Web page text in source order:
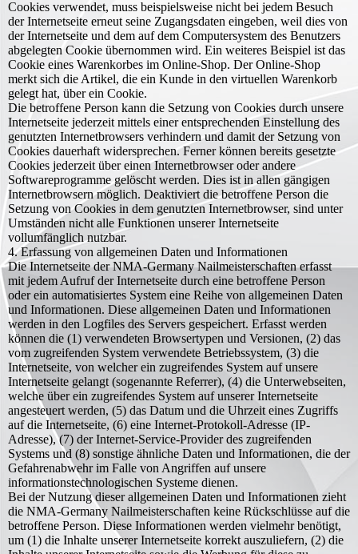
Cookies verwendet, muss beispielsweise nicht bei jedem Besuch
der Internetseite erneut seine Zugangsdaten eingeben, weil dies von
der Internetseite und dem auf dem Computersystem des Benutzers
abgelegten Cookie übernommen wird. Ein weiteres Beispiel ist das
Cookie eines Warenkorbes im Online-Shop. Der Online-Shop
merkt sich die Artikel, die ein Kunde in den virtuellen Warenkorb
gelegt hat, über ein Cookie.
Die betroffene Person kann die Setzung von Cookies durch unsere
Internetseite jederzeit mittels einer entsprechenden Einstellung des
genutzten Internetbrowsers verhindern und damit der Setzung von
Cookies dauerhaft widersprechen. Ferner können bereits gesetzte
Cookies jederzeit über einen Internetbrowser oder andere
Softwareprogramme gelöscht werden. Dies ist in allen gängigen
Internetbrowsern möglich. Deaktiviert die betroffene Person die
Setzung von Cookies in dem genutzten Internetbrowser, sind unter
Umständen nicht alle Funktionen unserer Internetseite
vollumfänglich nutzbar.
4. Erfassung von allgemeinen Daten und Informationen
Die Internetseite der NMA-Germany Nailmeisterschaften erfasst
mit jedem Aufruf der Internetseite durch eine betroffene Person
oder ein automatisiertes System eine Reihe von allgemeinen Daten
und Informationen. Diese allgemeinen Daten und Informationen
werden in den Logfiles des Servers gespeichert. Erfasst werden
können die (1) verwendeten Browsertypen und Versionen, (2) das
vom zugreifenden System verwendete Betriebssystem, (3) die
Internetseite, von welcher ein zugreifendes System auf unsere
Internetseite gelangt (sogenannte Referrer), (4) die Unterwebseiten,
welche über ein zugreifendes System auf unserer Internetseite
angesteuert werden, (5) das Datum und die Uhrzeit eines Zugriffs
auf die Internetseite, (6) eine Internet-Protokoll-Adresse (IP-
Adresse), (7) der Internet-Service-Provider des zugreifenden
Systems und (8) sonstige ähnliche Daten und Informationen, die der
Gefahrenabwehr im Falle von Angriffen auf unsere
informationstechnologischen Systeme dienen.
Bei der Nutzung dieser allgemeinen Daten und Informationen zieht
die NMA-Germany Nailmeisterschaften keine Rückschlüsse auf die
betroffene Person. Diese Informationen werden vielmehr benötigt,
um (1) die Inhalte unserer Internetseite korrekt auszuliefern, (2) die